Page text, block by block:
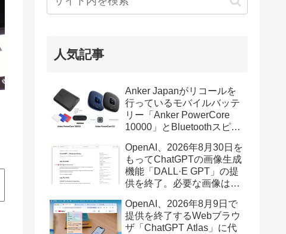
人気記事
Anker Japanがリコールを
行っているモバイルバッテ
リー「Anker PowerCore
10000」とBluetoothスピー
辺を焼損する火災が6月に3
件発生していたそうなので
注意を。
OpenAI、2026年8月30日を
もってChatGPTの画像生成
機能「DALL·E GPT」の提
供を終了。必要な画像は期
OpenAI、2026年8月9日で
提供を終了するWebブラウ
ザ「ChatGPT Atlas」に代